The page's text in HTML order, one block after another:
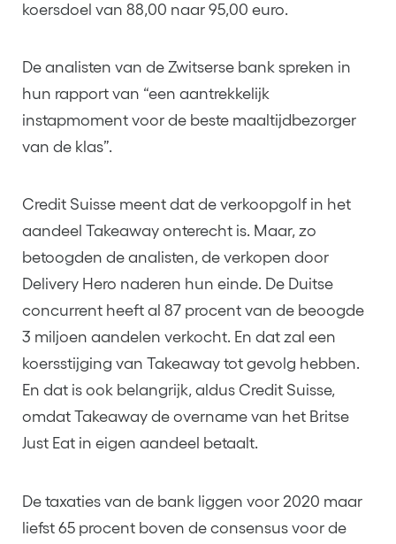
koersdoel van 88,00 naar 95,00 euro.
De analisten van de Zwitserse bank spreken in
hun rapport van “een aantrekkelijk
instapmoment voor de beste maaltijdbezorger
van de klas”.
Credit Suisse meent dat de verkoopgolf in het
aandeel Takeaway onterecht is. Maar, zo
betoogden de analisten, de verkopen door
Delivery Hero naderen hun einde. De Duitse
concurrent heeft al 87 procent van de beoogde
3 miljoen aandelen verkocht. En dat zal een
koersstijging van Takeaway tot gevolg hebben.
En dat is ook belangrijk, aldus Credit Suisse,
omdat Takeaway de overname van het Britse
Just Eat in eigen aandeel betaalt.
De taxaties van de bank liggen voor 2020 maar
liefst 65 procent boven de consensus voor de